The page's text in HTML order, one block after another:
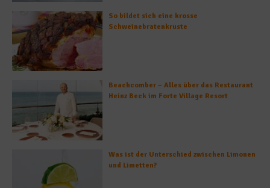
So bildet sich eine krosse
Schweinebratenkruste
Beachcomber – Alles über das Restaurant
Heinz Beck im Forte Village Resort
Was ist der Unterschied zwischen Limonen
und Limetten?